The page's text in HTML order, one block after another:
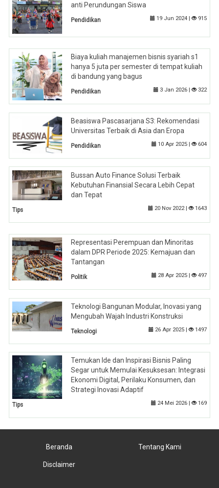
anti Perundungan Siswa
Pendidikan 19 Jun 2024 | 915
Biaya kuliah manajemen bisnis syariah s1
hanya 5 juta per semester di tempat kuliah
di bandung yang bagus
Pendidikan 3 Jan 2026 | 322
Beasiswa Pascasarjana S3: Rekomendasi
Universitas Terbaik di Asia dan Eropa
Pendidikan 10 Apr 2025 | 604
Bussan Auto Finance Solusi Terbaik
Kebutuhan Finansial Secara Lebih Cepat
dan Tepat
Tips 20 Nov 2022 | 1643
Representasi Perempuan dan Minoritas
dalam DPR Periode 2025: Kemajuan dan
Tantangan
Politik 28 Apr 2025 | 497
Teknologi Bangunan Modular, Inovasi yang
Mengubah Wajah Industri Konstruksi
Teknologi 26 Apr 2025 | 1497
Temukan Ide dan Inspirasi Bisnis Paling
Segar untuk Memulai Kesuksesan: Integrasi
Ekonomi Digital, Perilaku Konsumen, dan
Strategi Inovasi Adaptif
Tips 24 Mei 2026 | 169
Beranda Tentang Kami
Disclaimer